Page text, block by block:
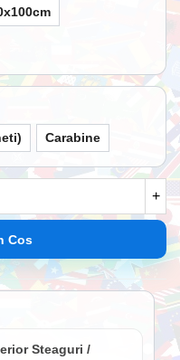
Carabine
+
Cos
Steaguri /